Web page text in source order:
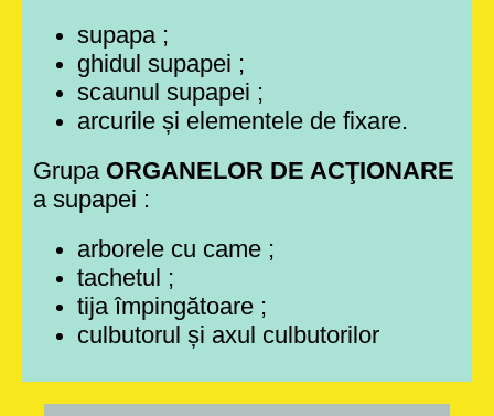
supapa ;
ghidul supapei ;
scaunul supapei ;
arcurile și elementele de fixare.
Grupa ORGANELOR DE ACŢIONARE
a supapei :
arborele cu came ;
tachetul ;
tija împingătoare ;
culbutorul și axul culbutorilor